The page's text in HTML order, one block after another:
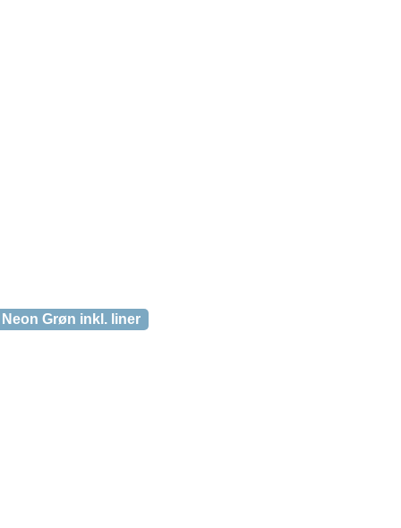
Grøn inkl. liner